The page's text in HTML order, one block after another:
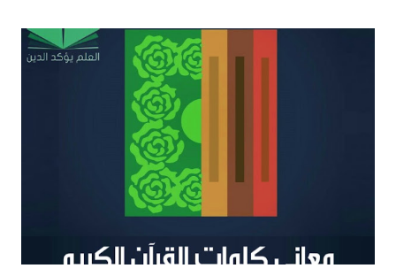
تعاليمها وطهر المجتمع اليهودي من الزواج المختلط، ولهذه الأسباب
يحتل عزرا الكاتب مكانه عاليه جداً في الإرث الديني اليهود وقصته
مذكوره في ( سفر عزرا ) في العهد القديم ونجد في ملاحق الشروحات
اليهوديه للمشناه والمعروفه باسم ( توسفتا ) תוספתא نجد رأياً يُزعم ان
عزرا الكاتب كان مستحقاً لان تتنزل عليه التوراه لولا ان موسى عليه
السلام سبقه ! כי ראויה הייתה התורה להינתן על י...